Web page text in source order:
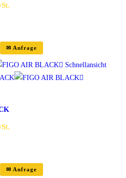
✉ Anfrage
Schnellansicht
✉ Anfrage